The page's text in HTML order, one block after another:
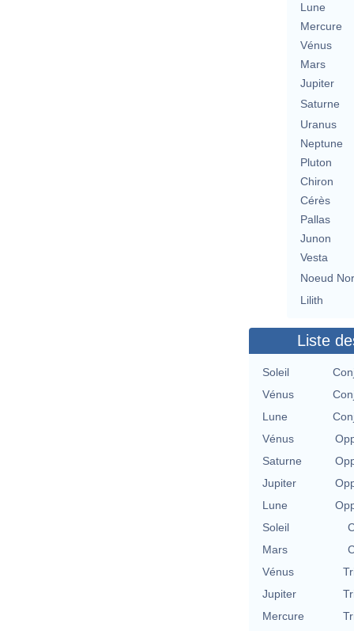
Lune
Mercure
Vénus
Mars
Jupiter
Saturne
Uranus
Neptune
Pluton
Chiron
Cérès
Pallas
Junon
Vesta
Noeud
Lilith
Liste
Soleil
Vénus
Lune
Vénus
Saturne
Jupiter
Lune
Soleil
Mars
Vénus
Jupiter
Mercure